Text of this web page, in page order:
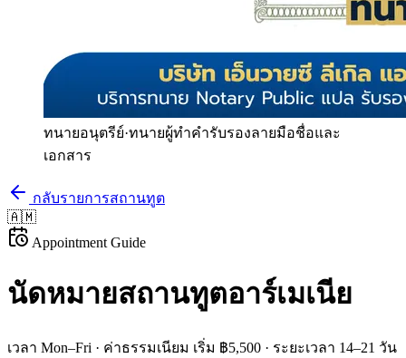
ทนายอนุตรีย์·ทนายผู้ทำคำรับรองลายมือชื่อและ
เอกสาร
กลับรายการสถานทูต
🇦🇲
Appointment Guide
นัดหมายสถานทูตอาร์เมเนีย
เวลา Mon–Fri · ค่าธรรมเนียม เริ่ม ฿5,500 · ระยะเวลา 14–21 วัน